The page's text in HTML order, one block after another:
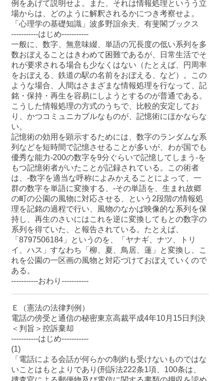
例をあげて説明せよ。また、それは情報処理というう立
場からは、どのように解釈されるかにつき考察せよ。
「心理学の基礎知識」波多野誼余夫、有斐閣ブックス
-----------はじめ-----------
一般に、数字、無意味綴、単語の冗長度の低い系列を多
数おぼえることはきわめて困難であるが、日常生活でそ
れが要求される場合も少なくはない（たとえば、円周率
をおぼえる、鉄道の駅の名前をおぼえる、など）。この
ような場合、人間はさまざまな情報処理を行なって、記
銘・保持・再生を容易にしようとするのが普通である。
こうした情報処理の方式のうちで、比較的安定してお
り、かつコミュニカブルなものが、記憶術にほかならな
い。
記憶術の効用を顕示するためには、数字のランダムな系
列などを短時間で記憶させることが多いが、わが国でも
優秀な能力-200の数字を9分ぐらいで記憶してしまう-を
もつ記憶術者がいたことが記録されている。この術者
は、-数字を適当な呼称によみかえることによって、一
群の数字を単語に変換する、-その単語を、生まれ故郷
の町の公園の風物に対応させる、という2段階の情報処
理を記銘の過程で行い、風物のなかば映像的な系列を保
持し、再生のさいにはこれを逆に変換してもとの数字の
系列を得ていた、と報告されている。たとえば、
「8797506184」というのを、「ヤナギ、ナツ、トリ
イ、ハス」すなわち「柳、夏、鳥居、蓮」と変換し、こ
れを公園の一区画の風物と対応づけておぼえていくので
ある。
-----------おわり-----------
Ｅ（憲法の法律判例）
電話の傍受と通信の秘密東京高裁平成4年10月15日判決
＜判旨＞控訴棄却
-----------はじめ-----------
(1)
「電話による会話が何らかの制約も受けないものではな
いことはもとよりであり(刑訴法222条1項、100条は、